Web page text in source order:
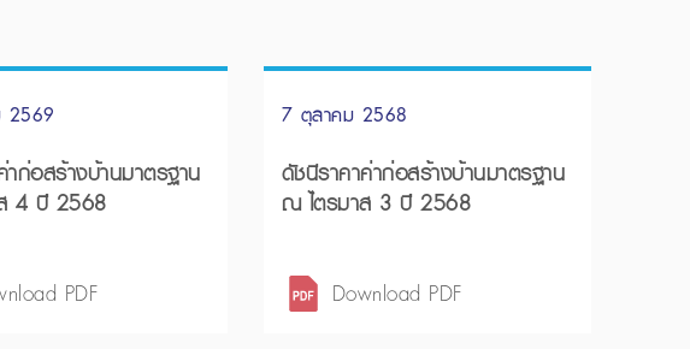
2569
ก่อสร้างบ้านมาตรฐาน
4 ปี 2568
PDF
7 ตุลาคม 2568
ดัชนีราคาค่าก่อสร้างบ้านมาตรฐาน
ณ ไตรมาส 3 ปี 2568
Download PDF